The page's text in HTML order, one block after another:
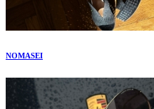
NOMASEI